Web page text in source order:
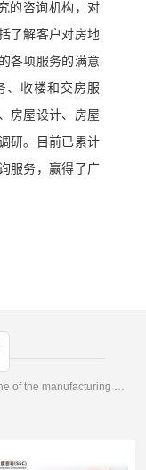
的咨询机构 ，对
了解客户对房地
各项服务的满意
、收楼和交房服
房屋设计、房屋
研。目前已累计
服务，赢得了广